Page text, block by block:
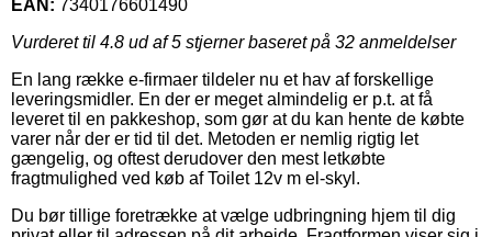
EAN: 7340176601490
Vurderet til 4.8 ud af 5 stjerner baseret på 32 anmeldelser
En lang række e-firmaer tildeler nu et hav af forskellige
leveringsmidler. En der er meget almindelig er p.t. at få
leveret til en pakkeshop, som gør at du kan hente de købte
varer når der er tid til det. Metoden er nemlig rigtig let
gængelig, og oftest derudover den mest letkøbte
fragtmulighed ved køb af Toilet 12v m el-skyl.
Du bør tillige foretrække at vælge udbringning hjem til dig